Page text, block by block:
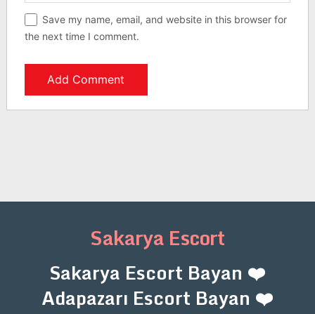
Save my name, email, and website in this browser for
the next time I comment.
Sakarya Escort
Sakarya Escort Bayan ❤️
Adapazarı Escort Bayan ❤️